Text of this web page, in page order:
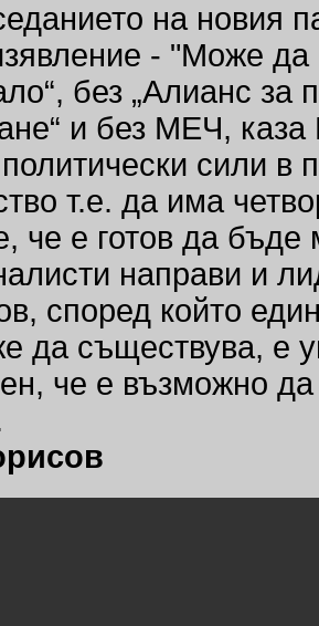
на новия
- "Може
без „Алианс за
и без МЕЧ,
сили в
т.е. да има
че е готов да
направи и
според който
да съществува, е
че е възможно